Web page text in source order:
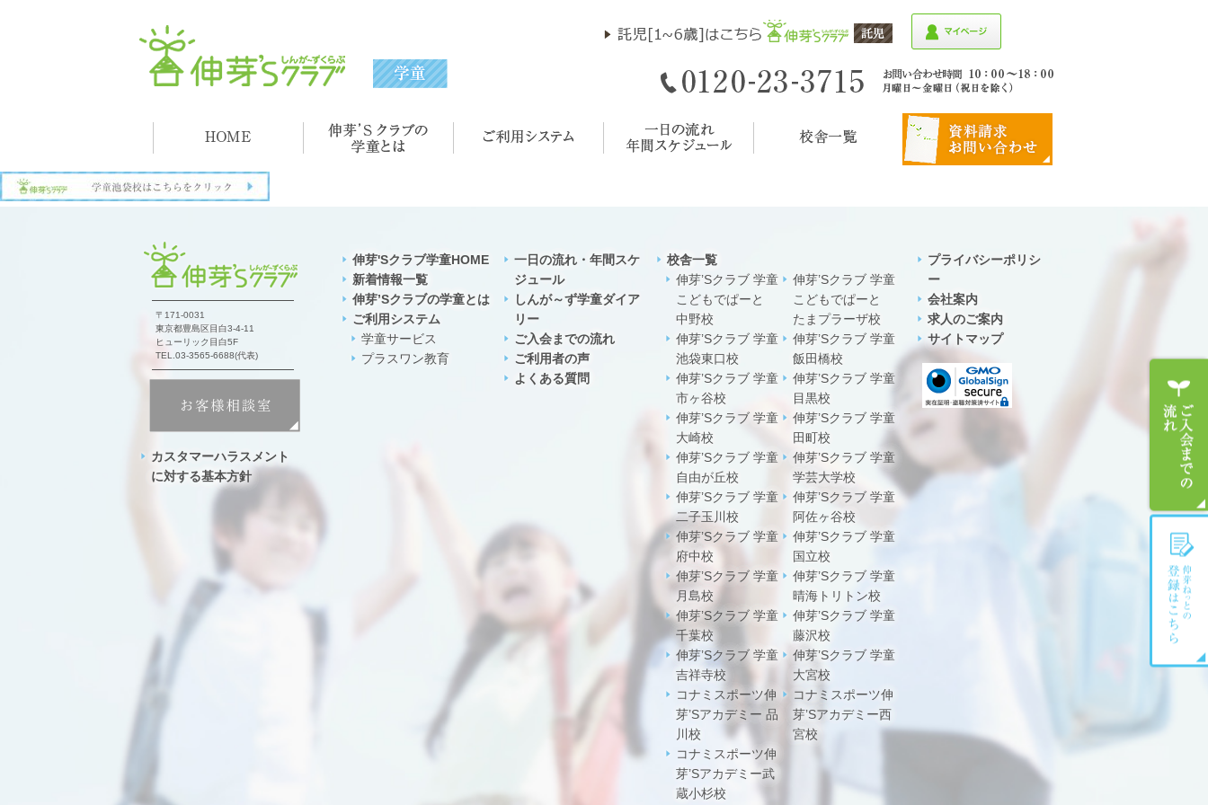
〒171-0031
東京都豊島区目白3-4-11
ヒューリック目白5F
TEL.03-3565-6688(代表)
カスタマーハラスメント
に対する基本方針
伸芽'Sクラブ学童HOME
新着情報一覧
伸芽’Sクラブの学童とは
ご利用システム
学童サービス
プラスワン教育
一日の流れ・年間スケ
ジュール
しんが～ず学童ダイア
リー
ご入会までの流れ
ご利用者の声
よくある質問
校舎一覧
伸芽’Sクラブ 学童
こどもでぱーと
中野校
伸芽’Sクラブ 学童
こどもでぱーと
たまプラーザ校
伸芽’Sクラブ 学童
池袋東口校
伸芽’Sクラブ 学童
飯田橋校
伸芽’Sクラブ 学童
市ヶ谷校
伸芽’Sクラブ 学童
目黒校
伸芽’Sクラブ 学童
大崎校
伸芽’Sクラブ 学童
田町校
伸芽’Sクラブ 学童
自由が丘校
伸芽’Sクラブ 学童
学芸大学校
伸芽’Sクラブ 学童
二子玉川校
伸芽’Sクラブ 学童
阿佐ヶ谷校
伸芽’Sクラブ 学童
府中校
伸芽’Sクラブ 学童
国立校
伸芽’Sクラブ 学童
月島校
伸芽’Sクラブ 学童
晴海トリトン校
伸芽’Sクラブ 学童
千葉校
伸芽’Sクラブ 学童
藤沢校
伸芽’Sクラブ 学童
吉祥寺校
伸芽’Sクラブ 学童
大宮校
コナミスポーツ伸
芽’Sアカデミー 品
川校
コナミスポーツ伸
芽’Sアカデミー西
宮校
コナミスポーツ伸
芽’Sアカデミー武
蔵小杉校
プライバシーポリシ
ー
会社案内
求人のご案内
サイトマップ